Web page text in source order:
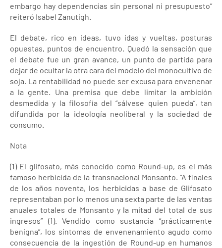
embargo hay dependencias sin personal ni presupuesto”
reiteró Isabel Zanutigh.
El debate, rico en ideas, tuvo idas y vueltas, posturas
opuestas, puntos de encuentro. Quedó la sensación que
el debate fue un gran avance, un punto de partida para
dejar de ocultar la otra cara del modelo del monocultivo de
soja. La rentabilidad no puede ser excusa para envenenar
a la gente. Una premisa que debe limitar la ambición
desmedida y la filosofía del “sálvese quien pueda”, tan
difundida por la ideología neoliberal y la sociedad de
consumo.
Nota
(1) El glifosato, más conocido como Round-up, es el más
famoso herbicida de la transnacional Monsanto. “A finales
de los años noventa, los herbicidas a base de Glifosato
representaban por lo menos una sexta parte de las ventas
anuales totales de Monsanto y la mitad del total de sus
ingresos” (1). Vendido como sustancia “prácticamente
benigna”, los síntomas de envenenamiento agudo como
consecuencia de la ingestión de Round-up en humanos